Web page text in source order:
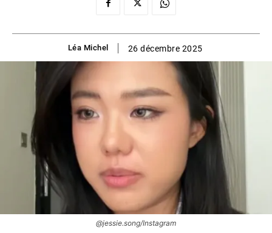
Léa Michel 26 décembre 2025
@jessie.song/Instagram